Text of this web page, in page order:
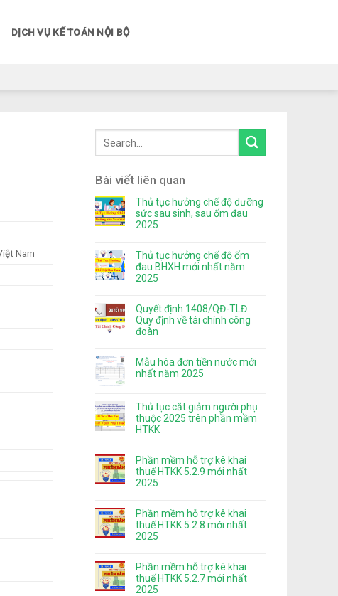
DỊCH VỤ KẾ TOÁN NỘI BỘ
Nam
Bài viết liên quan
Thủ tục hưởng chế độ dưỡng
sức sau sinh, sau ốm đau
2025
Thủ tục hưởng chế độ ốm
đau BHXH mới nhất năm
2025
Quyết định 1408/QĐ-TLĐ
Quy định về tài chính công
đoàn
Mẫu hóa đơn tiền nước mới
nhất năm 2025
Thủ tục cắt giảm người phụ
thuộc 2025 trên phần mềm
HTKK
Phần mềm hỗ trợ kê khai
thuế HTKK 5.2.9 mới nhất
2025
Phần mềm hỗ trợ kê khai
thuế HTKK 5.2.8 mới nhất
2025
Phần mềm hỗ trợ kê khai
thuế HTKK 5.2.7 mới nhất
2025